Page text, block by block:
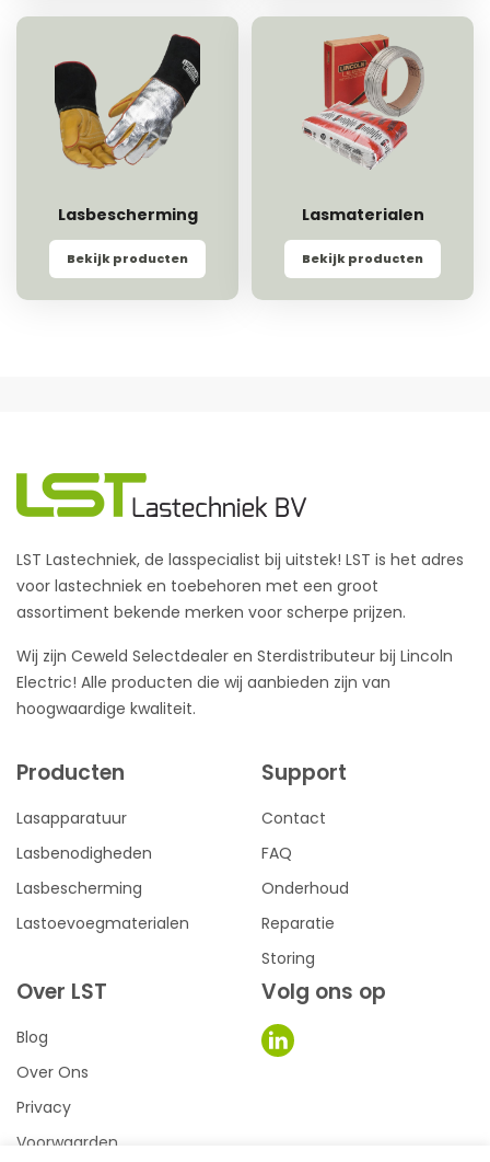
Lasbescherming
Bekijk producten
Lasmaterialen
Bekijk producten
LST Lastechniek, de lasspecialist bij uitstek! LST is het adres
voor lastechniek en toebehoren met een groot
assortiment bekende merken voor scherpe prijzen.
Wij zijn Ceweld Selectdealer en Sterdistributeur bij Lincoln
Electric! Alle producten die wij aanbieden zijn van
hoogwaardige kwaliteit.
Producten
Lasapparatuur
Lasbenodigheden
Lasbescherming
Lastoevoegmaterialen
Support
Contact
FAQ
Onderhoud
Reparatie
Storing
Over LST
Blog
Over Ons
Privacy
Voorwaarden
Volg ons op